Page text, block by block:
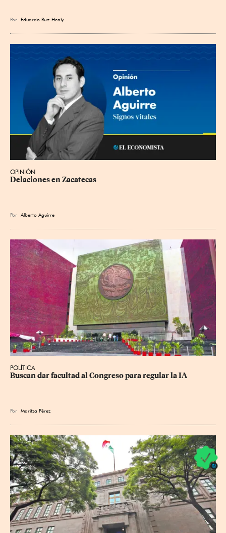
Por Eduardo Ruiz-Healy
OPINIÓN
Delaciones en Zacatecas
Por Alberto Aguirre
POLÍTICA
Buscan dar facultad al Congreso para regular la IA
Por Maritza Pérez